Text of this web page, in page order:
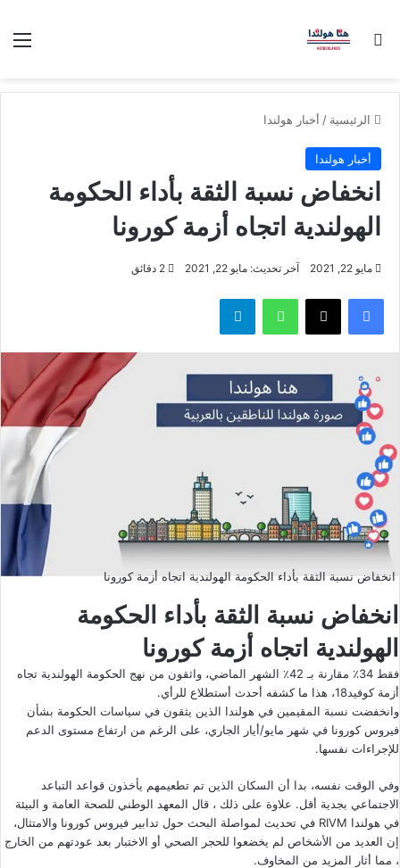
بحث عن
الرئيسية / أخبار هولندا
أخبار هولندا
انخفاض نسبة الثقة بأداء الحكومة
الهولندية اتجاه أزمة كورونا
مايو 22, 2021 آخر تحديث: مايو 22, 2021
فيسبوك ‫X واتساب تيلقرام
انخفاض نسبة الثقة بأداء الحكومة الهولندية اتجاه أزمة كورونا
انخفاض نسبة الثقة بأداء الحكومة
الهولندية اتجاه أزمة كورونا
فقط 34٪ مقارنة بـ 42٪ الشهر الماضي، واثقون من نهج الحكومة الهولندية تجاه
أزمة كوفيد18، هذا ما كشفه أحدث أستطلاع للرأي.
وانخفضت نسبة المقيمين في هولندا الذين يثقون في سياسات الحكومة بشأن
فيروس كورونا في شهر مايو/أيار الجاري، على الرغم من ارتفاع مستوى الدعم
للإجراءات نفسها.
وفي الوقت نفسه، بدا أن السكان الذين تم تطعيمهم يأخذون قواعد التباعد
الاجتماعي بجدية أقل. علاوة على ذلك ، قال المعهد الوطني للصحة العامة و البيئة
في هولندا RIVM في تحديث لمواصلة البحث حول تدابير فيروس كورونا والامتثال،
إن العديد من الأشخاص لم يخضعوا للحجر الصحي أو الاختبار بعد عودتهم من الخارج
، مما أثار المزيد من المخاوف.